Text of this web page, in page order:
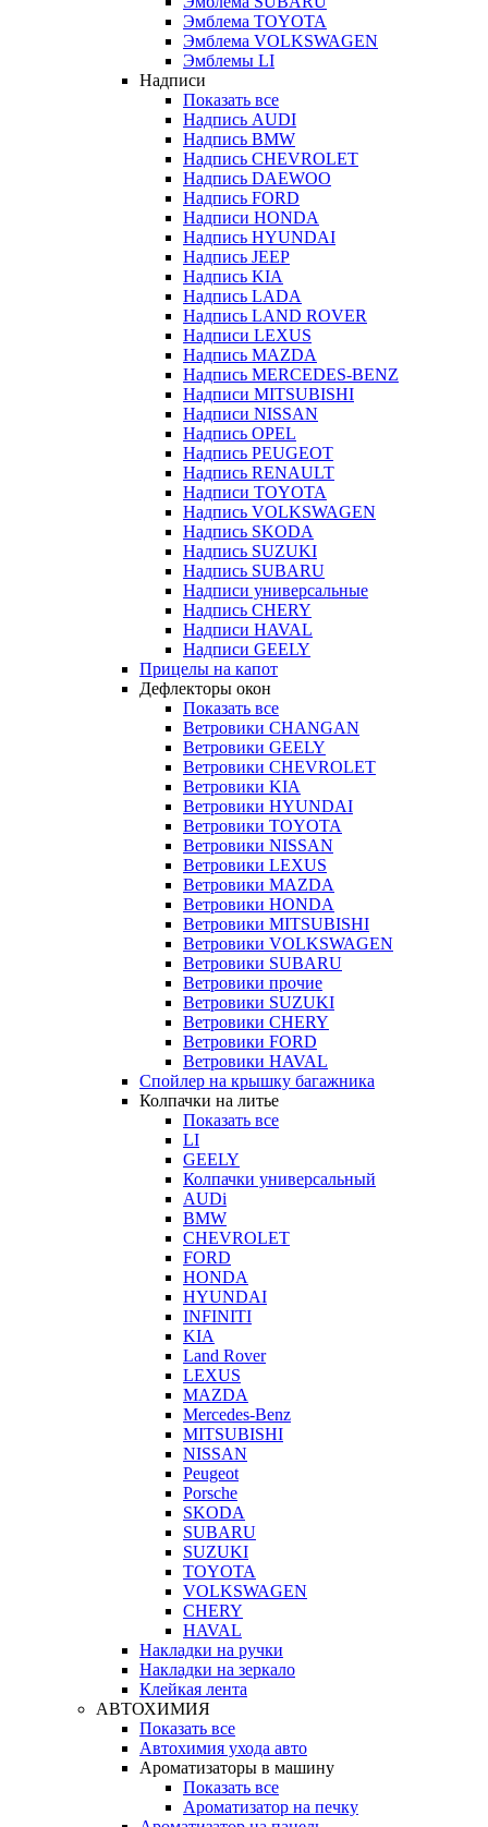
Эмблема TOYOTA
Эмблема VOLKSWAGEN
Эмблемы LI
Надписи
Показать все
Надпись AUDI
Надпись BMW
Надпись CHEVROLET
Надпись DAEWOO
Надпись FORD
Надписи HONDA
Надпись HYUNDAI
Надпись JEEP
Надпись KIA
Надпись LADA
Надпись LAND ROVER
Надписи LEXUS
Надпись MAZDA
Надпись MERCEDES-BENZ
Надписи MITSUBISHI
Надписи NISSAN
Надпись OPEL
Надпись PEUGEOT
Надпись RENAULT
Надписи TOYOTA
Надпись VOLKSWAGEN
Надпись SKODA
Надпись SUZUKI
Надпись SUBARU
Надписи универсальные
Надпись CHERY
Надписи HAVAL
Надписи GEELY
Прицелы на капот
Дефлекторы окон
Показать все
Ветровики CHANGAN
Ветровики GEELY
Ветровики CHEVROLET
Ветровики KIA
Ветровики HYUNDAI
Ветровики TOYOTA
Ветровики NISSAN
Ветровики LEXUS
Ветровики MAZDA
Ветровики HONDA
Ветровики MITSUBISHI
Ветровики VOLKSWAGEN
Ветровики SUBARU
Ветровики прочие
Ветровики SUZUKI
Ветровики CHERY
Ветровики FORD
Ветровики HAVAL
Спойлер на крышку багажника
Колпачки на литье
Показать все
LI
GEELY
Колпачки универсальный
AUDi
BMW
CHEVROLET
FORD
HONDA
HYUNDAI
INFINITI
KIA
Land Rover
LEXUS
MAZDA
Mercedes-Benz
MITSUBISHI
NISSAN
Peugeot
Porsche
SKODA
SUBARU
SUZUKI
TOYOTA
VOLKSWAGEN
CHERY
HAVAL
Накладки на ручки
Накладки на зеркало
Клейкая лента
АВТОХИМИЯ
Показать все
Автохимия ухода авто
Ароматизаторы в машину
Показать все
Ароматизатор на печку